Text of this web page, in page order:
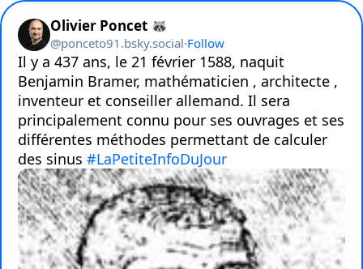
Olivier Poncet 🦝
@ponceto91.bsky.social·Follow
Il y a 437 ans, le 21 février 1588, naquit
Benjamin Bramer, mathématicien , architecte ,
inventeur et conseiller allemand. Il sera
principalement connu pour ses ouvrages et ses
différentes méthodes permettant de calculer
des sinus #LaPetiteInfoDuJour